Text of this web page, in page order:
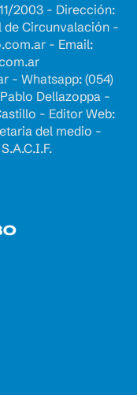
2003 - Dirección:
de Circunvalación -
- Email:
- Whatsapp: (054)
Dellazoppa -
- Editor Web:
del medio -